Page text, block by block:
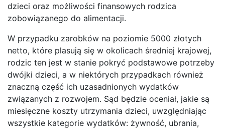
dzieci oraz możliwości finansowych rodzica
zobowiązanego do alimentacji.
W przypadku zarobków na poziomie 5000 złotych
netto, które plasują się w okolicach średniej krajowej,
rodzic ten jest w stanie pokryć podstawowe potrzeby
dwójki dzieci, a w niektórych przypadkach również
znaczną część ich uzasadnionych wydatków
związanych z rozwojem. Sąd będzie oceniał, jakie są
miesięczne koszty utrzymania dzieci, uwzględniając
wszystkie kategorie wydatków: żywność, ubrania,